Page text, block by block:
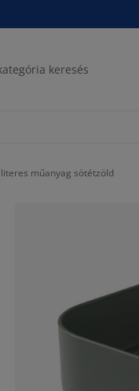
literes műanyag sötétzöld